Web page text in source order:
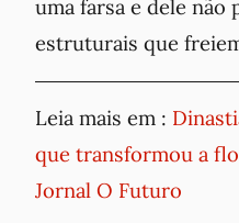
uma farsa e dele não
estruturais que
Leia mais em :
que transformou a
Jornal O Futuro